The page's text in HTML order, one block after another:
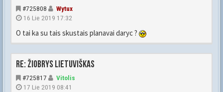
#725808
Wytux
16 Lie 2019 17:32
O tai ka su tais skustais planavai daryc ?
Re: Žiobrys lietuviškas
#725817
Vitolis
17 Lie 2019 08:41